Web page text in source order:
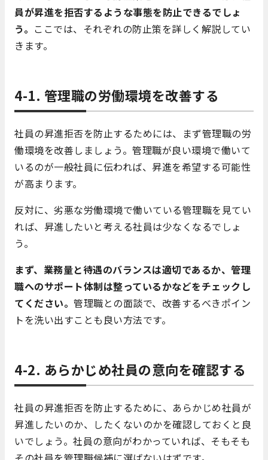
員が昇進を拒否するような事態を防止できるでしょ
う。 ここでは、それぞれの防止策を詳しく解説してい
きます。
4-1. 管理職の労働環境を改善する
社員の昇進拒否を防止するためには、まず管理職の労
働環境を改善しましょう。管理職が良い環境で働いて
いるのが一般社員に伝われば、昇進を希望する可能性
が高まります。
反対に、劣悪な労働環境で働いている管理職を見てい
れば、昇進したいと考える社員は少なくなるでしょ
う。
まず、業務量と待遇のバランスは適切であるか、管理
職へのサポート体制は整っているかなどをチェックし
てください。 管理職との面談で、改善するべきポイン
トを洗い出すことも良い方法です。
4-2. あらかじめ社員の意向を確認する
社員の昇進拒否を防止するために、あらかじめ社員が
昇進したいのか、したくないのかを確認しておくと良
いでしょう。社員の意向がわかっていれば、そもそも